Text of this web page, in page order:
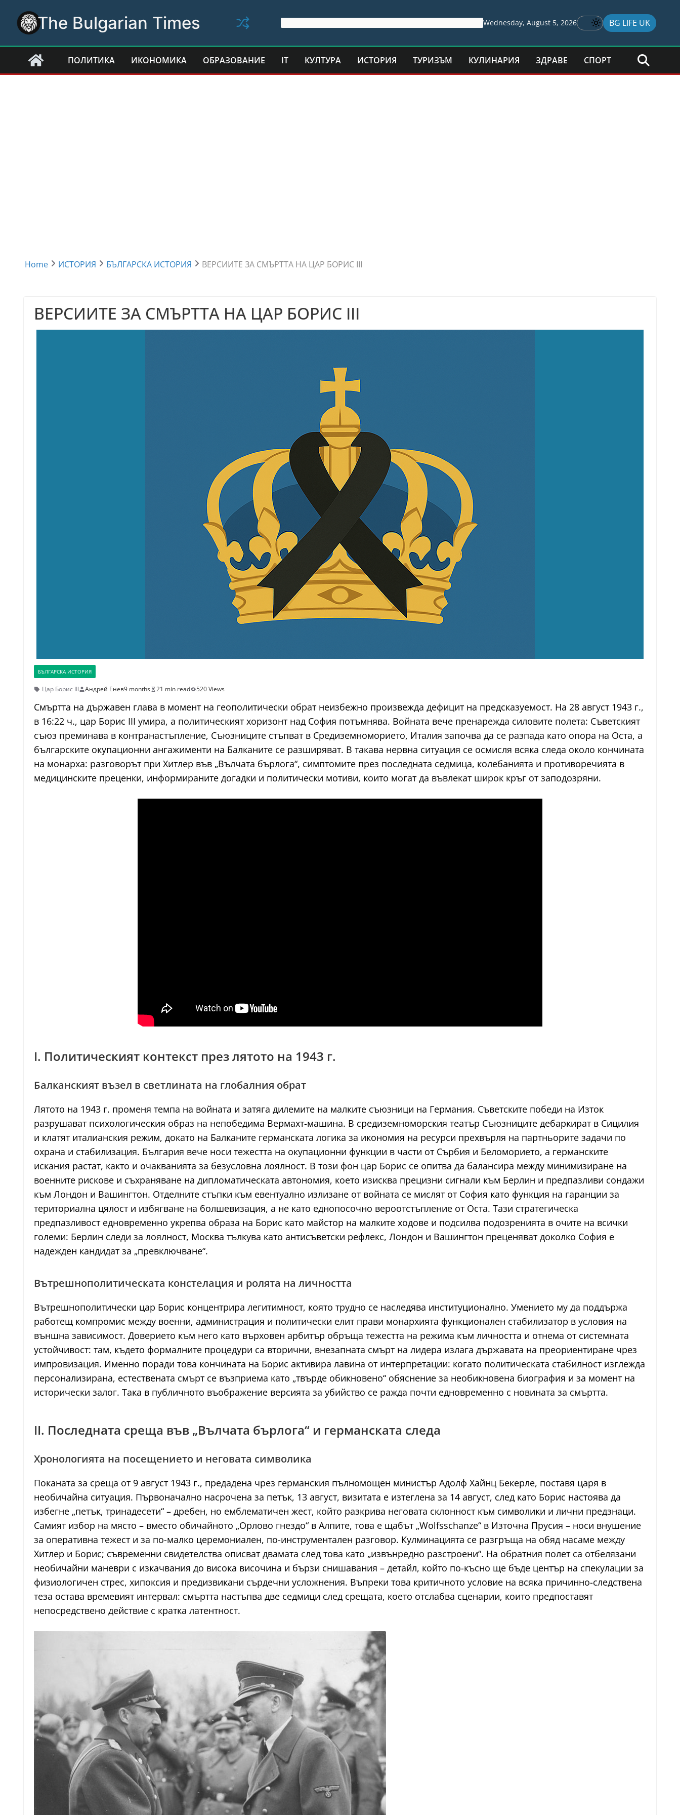
content
The Bulgarian Times Wednesday, August 5, 2026 BG LIFE UK
ПОЛИТИКА ИКОНОМИКА ОБРАЗОВАНИЕ IT КУЛТУРА ИСТОРИЯ ТУРИЗЪМ КУЛИНАРИЯ ЗДРАВЕ СПОРТ
Home ИСТОРИЯ БЪЛГАРСКА ИСТОРИЯ ВЕРСИИТЕ ЗА СМЪРТТА НА ЦАР БОРИС III
ВЕРСИИТЕ ЗА СМЪРТТА НА ЦАР БОРИС III
БЪЛГАРСКА ИСТОРИЯ
Цар Борис III Андрей Енев9 months 21 min read 520 Views
Смъртта на държавен глава в момент на геополитически обрат неизбежно произвежда дефицит на предсказуемост. На 28 август 1943 г.,
в 16:22 ч., цар Борис III умира, а политическият хоризонт над София потъмнява. Войната вече пренарежда силовите полета: Съветският
съюз преминава в контранастъпление, Съюзниците стъпват в Средиземноморието, Италия започва да се разпада като опора на Оста, а
българските окупационни ангажименти на Балканите се разширяват. В такава нервна ситуация се осмисля всяка следа около кончината
на монарха: разговорът при Хитлер във „Вълчата бърлога“, симптомите през последната седмица, колебанията и противоречията в
медицинските преценки, информираните догадки и политически мотиви, които могат да въвлекат широк кръг от заподозряни.
I. Политическият контекст през лятото на 1943 г.
Балканският възел в светлината на глобалния обрат
Лятото на 1943 г. променя темпа на войната и затяга дилемите на малките съюзници на Германия. Съветските победи на Изток
разрушават психологическия образ на непобедима Вермахт-машина. В средиземноморския театър Съюзниците дебаркират в Сицилия
и клатят италианския режим, докато на Балканите германската логика за икономия на ресурси прехвърля на партньорите задачи по
охрана и стабилизация. България вече носи тежестта на окупационни функции в части от Сърбия и Беломорието, а германските
искания растат, както и очакванията за безусловна лоялност. В този фон цар Борис се опитва да балансира между минимизиране на
военните рискове и съхраняване на дипломатическата автономия, което изисква прецизни сигнали към Берлин и предпазливи сондажи
към Лондон и Вашингтон. Отделните стъпки към евентуално излизане от войната се мислят от София като функция на гаранции за
териториална цялост и избягване на болшевизация, а не като еднопосочно вероотстъпление от Оста. Тази стратегическа
предпазливост едновременно укрепва образа на Борис като майстор на малките ходове и подсилва подозренията в очите на всички
големи: Берлин следи за лоялност, Москва тълкува като антисъветски рефлекс, Лондон и Вашингтон преценяват доколко София е
надежден кандидат за „превключване“.
Вътрешнополитическата констелация и ролята на личността
Вътрешнополитически цар Борис концентрира легитимност, която трудно се наследява институционално. Умението му да поддържа
работещ компромис между военни, администрация и политически елит прави монархията функционален стабилизатор в условия на
външна зависимост. Доверието към него като върховен арбитър обръща тежестта на режима към личността и отнема от системната
устойчивост: там, където формалните процедури са вторични, внезапната смърт на лидера излага държавата на преориентиране чрез
импровизация. Именно поради това кончината на Борис активира лавина от интерпретации: когато политическата стабилност изглежда
персонализирана, естествената смърт се възприема като „твърде обикновено“ обяснение за необикновена биография и за момент на
исторически залог. Така в публичното въображение версията за убийство се ражда почти едновременно с новината за смъртта.
II. Последната среща във „Вълчата бърлога“ и германската следа
Хронологията на посещението и неговата символика
Поканата за среща от 9 август 1943 г., предадена чрез германския пълномощен министър Адолф Хайнц Бекерле, поставя царя в
необичайна ситуация. Първоначално насрочена за петък, 13 август, визитата е изтеглена за 14 август, след като Борис настоява да
избегне „петък, тринадесети“ – дребен, но емблематичен жест, който разкрива неговата склонност към символики и лични предзнаци.
Самият избор на място – вместо обичайното „Орлово гнездо“ в Алпите, това е щабът „Wolfsschanze“ в Източна Прусия – носи внушение
за оперативна тежест и за по-малко церемониален, по-инструментален разговор. Кулминацията се разгръща на обяд насаме между
Хитлер и Борис; съвременни свидетелства описват двамата след това като „извънредно разстроени“. На обратния полет са отбелязани
необичайни маневри с изкачвания до висока височина и бързи снишавания – детайл, който по-късно ще бъде център на спекулации за
физиологичен стрес, хипоксия и предизвикани сърдечни усложнения. Въпреки това критичното условие на всяка причинно-следствена
теза остава времевият интервал: смъртта настъпва две седмици след срещата, което отслабва сценарии, които предпоставят
непосредствено действие с кратка латентност.